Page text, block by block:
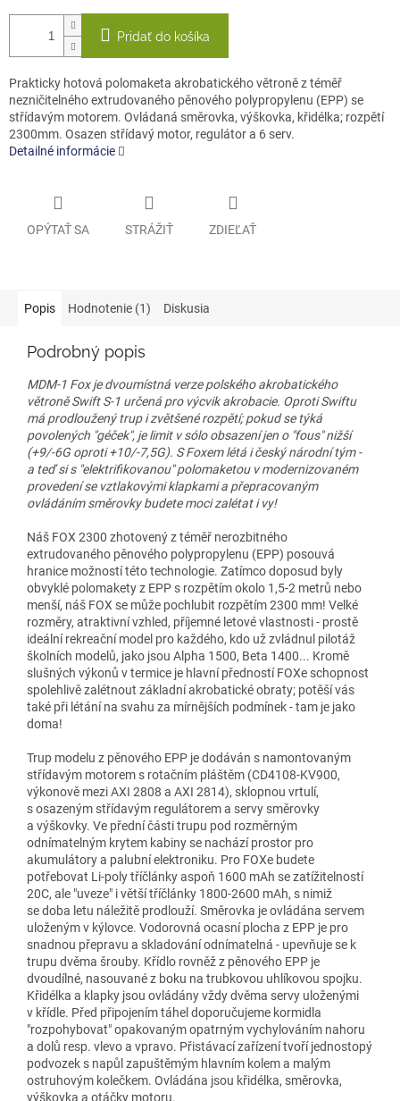
Pridať do košíka
Prakticky hotová polomaketa akrobatického větroně z téměř
nezničitelného extrudovaného pěnového polypropylenu (EPP) se
střídavým motorem. Ovládaná směrovka, výškovka, křidélka; rozpětí
2300mm. Osazen střídavý motor, regulátor a 6 serv.
Detailné informácie
OPÝTAŤ SA STRÁŽIŤ ZDIEĽAŤ
Popis Hodnotenie (1) Diskusia
Podrobný popis
MDM-1 Fox je dvoumístná verze polského akrobatického
větroně Swift S-1 určená pro výcvik akrobacie. Oproti Swiftu
má prodloužený trup i zvětšené rozpětí; pokud se týká
povolených "géček", je limit v sólo obsazení jen o "fous" nižší
(+9/-6G oproti +10/-7,5G). S Foxem létá i český národní tým -
a teď si s "elektrifikovanou" polomaketou v modernizovaném
provedení se vztlakovými klapkami a přepracovaným
ovládáním směrovky budete moci zalétat i vy!
Náš FOX 2300 zhotovený z téměř nerozbitného
extrudovaného pěnového polypropylenu (EPP) posouvá
hranice možností této technologie. Zatímco doposud byly
obvyklé polomakety z EPP s rozpětím okolo 1,5-2 metrů nebo
menší, náš FOX se může pochlubit rozpětím 2300 mm! Velké
rozměry, atraktivní vzhled, příjemné letové vlastnosti - prostě
ideální rekreační model pro každého, kdo už zvládnul pilotáž
školních modelů, jako jsou Alpha 1500, Beta 1400... Kromě
slušných výkonů v termice je hlavní předností FOXe schopnost
spolehlivě zalétnout základní akrobatické obraty; potěší vás
také při létání na svahu za mírnějších podmínek - tam je jako
doma!
Trup modelu z pěnového EPP je dodáván s namontovaným
střídavým motorem s rotačním pláštěm (CD4108-KV900,
výkonově mezi AXI 2808 a AXI 2814), sklopnou vrtulí,
s osazeným střídavým regulátorem a servy směrovky
a výškovky. Ve přední části trupu pod rozměrným
odnímatelným krytem kabiny se nachází prostor pro
akumulátory a palubní elektroniku. Pro FOXe budete
potřebovat Li-poly tříčlánky aspoň 1600 mAh se zatížitelností
20C, ale "uveze" i větší tříčlánky 1800-2600 mAh, s nimiž
se doba letu náležitě prodlouží. Směrovka je ovládána servem
uloženým v kýlovce. Vodorovná ocasní plocha z EPP je pro
snadnou přepravu a skladování odnímatelná - upevňuje se k
trupu dvěma šrouby. Křídlo rovněž z pěnového EPP je
dvoudílné, nasouvané z boku na trubkovou uhlíkovou spojku.
Křidélka a klapky jsou ovládány vždy dvěma servy uloženými
v křídle. Před připojením táhel doporučujeme kormidla
"rozpohybovat" opakovaným opatrným vychylováním nahoru
a dolů resp. vlevo a vpravo. Přistávací zařízení tvoří jednostopý
podvozek s napůl zapuštěmým hlavním kolem a malým
ostruhovým kolečkem. Ovládána jsou křidélka, směrovka,
výškovka a otáčky motoru.